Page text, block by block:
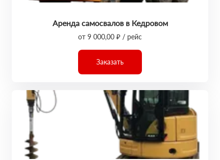
Аренда самосвалов в Кедровом
от 9 000,00 ₽ / рейс
Заказать